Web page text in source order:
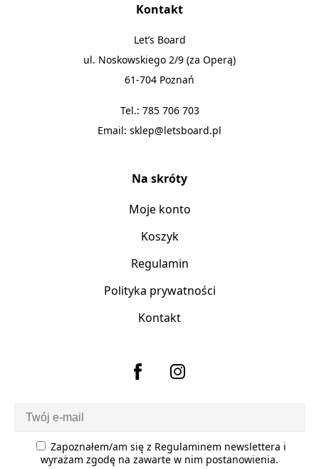
Kontakt
Let’s Board
ul. Noskowskiego 2/9 (za Operą)
61-704 Poznań
Tel.: 785 706 703
Email: sklep@letsboard.pl
Na skróty
Moje konto
Koszyk
Regulamin
Polityka prywatności
Kontakt
Zapoznałem/am się z Regulaminem newslettera i
wyrażam zgodę na zawarte w nim postanowienia.